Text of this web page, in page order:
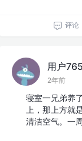
评论
用户
2年前
寝室一兄弟养
上，那上方就
清洁空气。一